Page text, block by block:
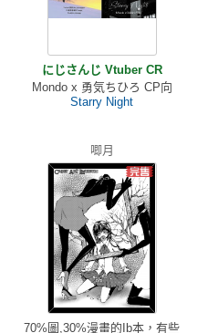
にじさんじ Vtuber CR
Mondo x 勇気ちひろ CP向
Starry Night
唧月
70%圖,30%漫畫的Ib本，有些